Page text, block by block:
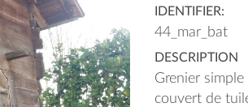
IDENTIFIER:
44_mar_bat
DESCRIPTION
Grenier
couvert de